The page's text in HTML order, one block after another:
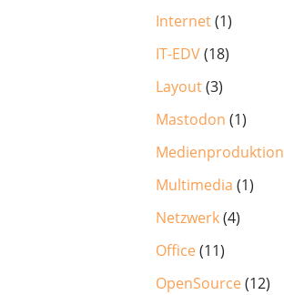
Internet(1)
IT-EDV(18)
Layout(3)
Mastodon (1)
Medienproduktion
Multimedia (1)
Netzwerk(4)
Office(11)
OpenSource(12)